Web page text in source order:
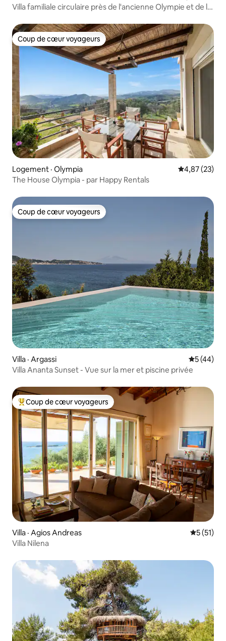
Villa familiale circulaire près de l'ancienne Olympie et de la
Coup de cœur voyageurs
Coup de cœur voyageurs
Logement · Olympia Note
4,87 (23)
The House Olympia - par Happy Rentals
Coup de cœur voyageurs
Coup de cœur voyageurs
Villa · Argassi Note
5 (44)
Villa Ananta Sunset - Vue sur la mer et piscine privée
Coup de cœur voyageurs parmi les plus aimés
Coup de cœur voyageurs
Villa · Agios Andreas Note
5 (51)
Villa Nilena